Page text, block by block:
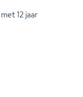
12 jaar